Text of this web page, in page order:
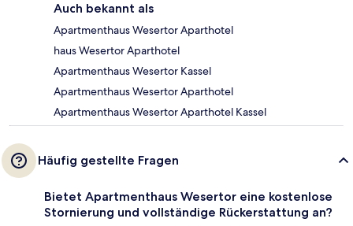
Auch bekannt als
Apartmenthaus Wesertor Aparthotel
haus Wesertor Aparthotel
Apartmenthaus Wesertor Kassel
Apartmenthaus Wesertor Aparthotel
Apartmenthaus Wesertor Aparthotel Kassel
Häufig gestellte Fragen
Bietet Apartmenthaus Wesertor eine kostenlose
Stornierung und vollständige Rückerstattung an?